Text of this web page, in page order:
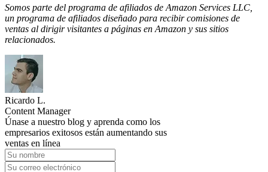
Somos parte del programa de afiliados de Amazon Services LLC,
un programa de afiliados diseñado para recibir comisiones de
ventas al dirigir visitantes a páginas en Amazon y sus sitios
relacionados.
Ricardo L.
Content Manager
Únase a nuestro blog y aprenda como los
empresarios exitosos están aumentando sus
ventas en línea